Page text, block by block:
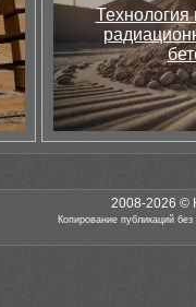
Технология
2008-2026 ©
Копирование публикаций